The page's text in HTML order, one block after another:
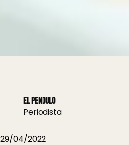
El Pendulo
Periodista
29/04/2022